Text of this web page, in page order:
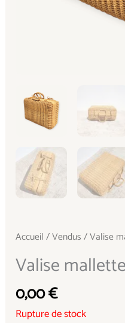
Accueil /Vendus / Valise
Valise
0,00€
Rupture de stock